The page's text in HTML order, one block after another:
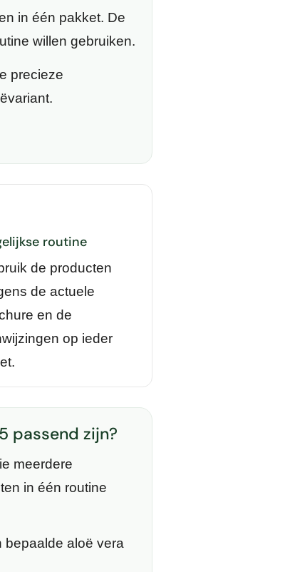
in één pakket. De
willen gebruiken.
precieze
routine
de producten
de actuele
en de
op ieder
passend zijn?
meerdere
in één routine
bepaalde aloë vera